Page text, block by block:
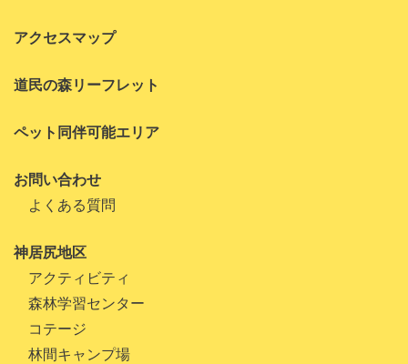
アクセスマップ
道民の森リーフレット
ペット同伴可能エリア
お問い合わせ
よくある質問
神居尻地区
アクティビティ
森林学習センター
コテージ
林間キャンプ場